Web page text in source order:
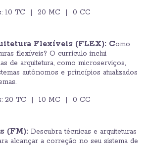
10 TC | 20 MC | 0 CC
Flexíveis (FLEX): Como
flexíveis? O currículo inclui
de arquitetura, como microserviços,
autônomos e princípios atualizados
20 TC | 10 MC | 0 CC
(FM): Descubra técnicas e arquiteturas
alcançar a correção no seu sistema de